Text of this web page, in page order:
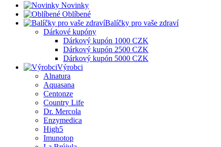
Novinky
Oblíbené
Balíčky pro vaše zdraví
Dárkové kupóny
Dárkový kupón 1000 CZK
Dárkový kupón 2500 CZK
Dárkový kupón 5000 CZK
Výrobci
Alnatura
Aquasana
Centonze
Country Life
Dr. Mercola
Enzymedica
High5
Imunotop